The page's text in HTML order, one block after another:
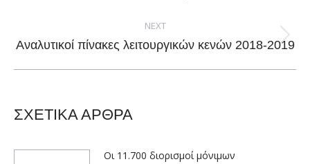
NEXT
Next
Αναλυτικοί πίνακες λειτουργικών κενών 2018-2019
ΣΧΕΤΙΚΑ ΑΡΘΡΑ
Οι 11.700 διορισμοί μόνιμων